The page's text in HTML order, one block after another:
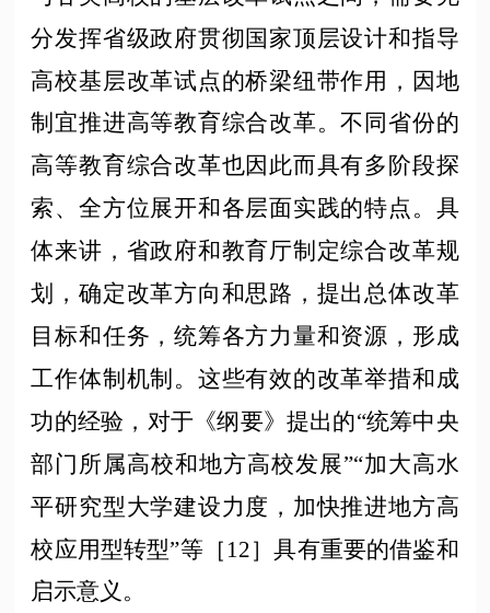
分发挥省级政府贯彻国家顶层设计和指导
高校基层改革试点的桥梁纽带作用，因地
制宜推进高等教育综合改革。不同省份的
高等教育综合改革也因此而具有多阶段探
索、全方位展开和各层面实践的特点。具
体来讲，省政府和教育厅制定综合改革规
划，确定改革方向和思路，提出总体改革
目标和任务，统筹各方力量和资源，形成
工作体制机制。这些有效的改革举措和成
功的经验，对于《纲要》提出的“统筹中央
部门所属高校和地方高校发展”“加大高水
平研究型大学建设力度，加快推进地方高
校应用型转型”等［12］具有重要的借鉴和
启示意义。